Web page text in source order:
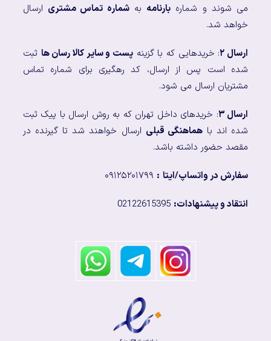
می شوند و شماره بارنامه بهشماره تماس مشتری ارسال
خواهد شد.
ارسال ۲ : خریدهایی که با گزینه پست و سایر کالا رسان ها ثبت
شده است پس از ارسال، کد رهگیری برای شماره تماس
مشتریان ارسال می شود.
ارسال ۳
: خریدهای داخل تهران که به روش ارسال با پیک ثبت
شده اند باهماهنگی قبلی ارسال خواهند شد تا گیرنده در
مقصد حضور داشته باشد.
سفارش در واتساپ/ایتا :
انتقاد و پیشنهادات: